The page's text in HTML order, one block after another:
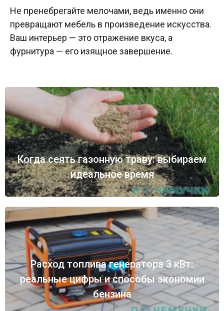
Не пренебрегайте мелочами, ведь именно они
превращают мебель в произведение искусства.
Ваш интерьер — это отражение вкуса, а
фурнитура — его изящное завершение.
Когда сеять газонную траву: выбираем
идеальное время
Расход топлива генератора 3 кВт:
реальные цифры и способы экономии
бензина